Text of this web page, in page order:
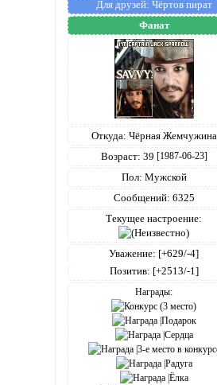
Для друзей: Чёртов пират
Фанат
Откуда: Чёрная Жемчужина
Возраст: 39 [1987-06-23]
Пол: Мужской
Сообщений: 6325
Текущее настроение:
Уважение: [+629/-4]
Позитив: [+2513/-1]
Награды: